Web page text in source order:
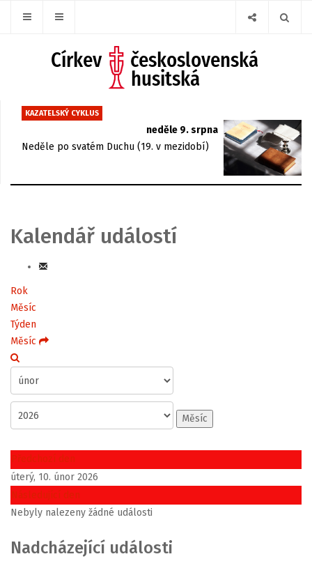
KAZATELSKÝ CYKLUS
neděle 9. srpna
Neděle po svatém Duchu (19. v mezidobí)
Kalendář událostí
Rok
Měsíc
Týden
Měsíc
Měsíc
Předchozí den
úterý, 10. únor 2026
Následující den
Nebyly nalezeny žádné události
Nadcházející události